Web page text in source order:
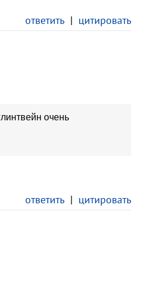
ответить| цитировать
очень
ответить| цитировать